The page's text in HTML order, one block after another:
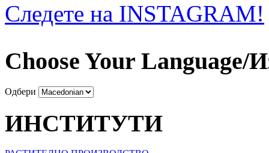
Следете на INSTAGRAM!
Choose Your Language/
Одбери
ИНСТИТУТИ